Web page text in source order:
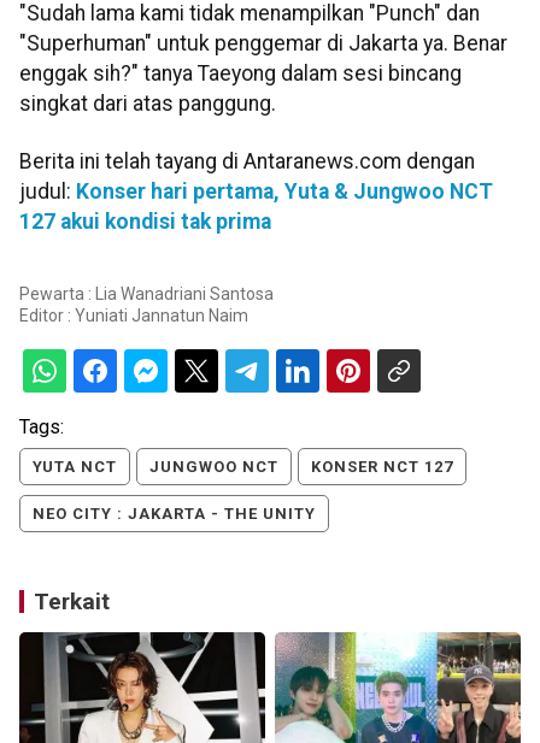
"Sudah lama kami tidak menampilkan "Punch" dan
"Superhuman" untuk penggemar di Jakarta ya. Benar
enggak sih?" tanya Taeyong dalam sesi bincang
singkat dari atas panggung.
Berita ini telah tayang di Antaranews.com dengan
judul: Konser hari pertama, Yuta & Jungwoo NCT
127 akui kondisi tak prima
Pewarta : Lia Wanadriani Santosa
Editor : Yuniati Jannatun Naim
Tags:
YUTA NCT JUNGWOO NCT KONSER NCT 127
NEO CITY : JAKARTA - THE UNITY
Terkait